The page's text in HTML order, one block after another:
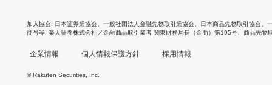
加入協会 日本証券業協会 一般社団法人金融先物取引業協会 日本商品先物取引協会
商号等 楽天証券株式会社／金融商品取引業者 関東財務局長（金商）第195号、商品先物
企業情報 個人情報保護方針 採用情報
© Rakuten Securities, Inc.